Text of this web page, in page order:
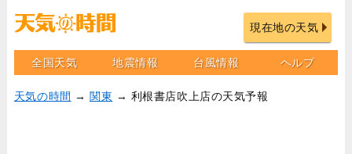
現在地の天気
全国天気 地震情報 台風情報 ヘルプ
天気の時間 → 関東 → 利根書店吹上店の天気予報